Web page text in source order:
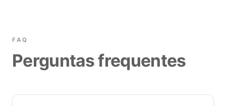
FAQ
Perguntas frequentes